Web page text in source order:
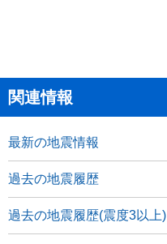
関連情報
最新の地震情報
過去の地震履歴
過去の地震履歴(震度3以上)